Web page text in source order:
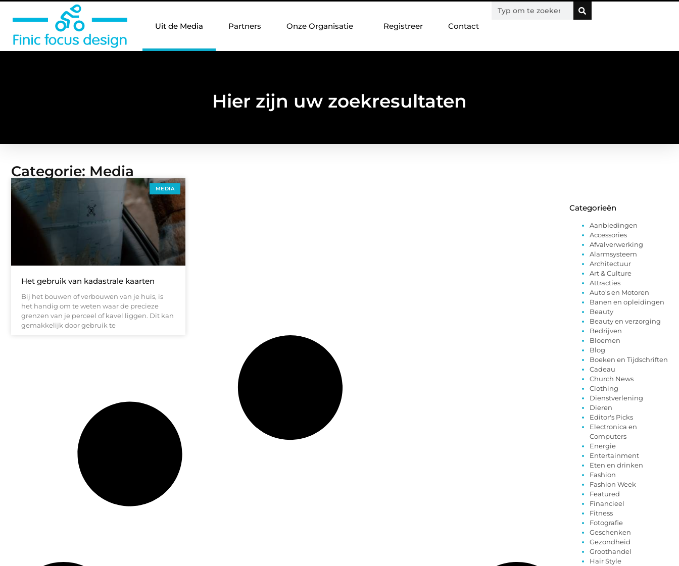
Uit de Media Partners Onze Organisatie Registreer Contact
Hier zijn uw zoekresultaten
Categorie: Media
MEDIA
Het gebruik van kadastrale kaarten
Bij het bouwen of verbouwen van je huis, is
het handig om te weten waar de precieze
grenzen van je perceel of kavel liggen. Dit kan
gemakkelijk door gebruik te
Categorieën
Aanbiedingen
Accessories
Afvalverwerking
Alarmsysteem
Architectuur
Art & Culture
Attracties
Auto's en Motoren
Banen en opleidingen
Beauty
Beauty en verzorging
Bedrijven
Bloemen
Blog
Boeken en Tijdschriften
Cadeau
Church News
Clothing
Dienstverlening
Dieren
Editor's Picks
Electronica en
Computers
Energie
Entertainment
Eten en drinken
Fashion
Fashion Week
Featured
Financieel
Fitness
Fotografie
Geschenken
Gezondheid
Groothandel
Hair Style